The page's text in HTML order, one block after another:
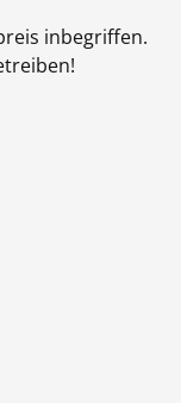
inbegriffen.